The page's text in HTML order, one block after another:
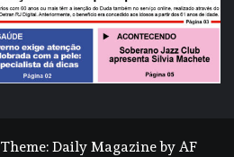
Theme: Daily Magazineby AF